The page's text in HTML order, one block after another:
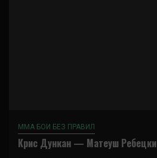
ММА БОИ БЕЗ ПРАВИЛ
Крис Дункан — Матеуш Ребецки